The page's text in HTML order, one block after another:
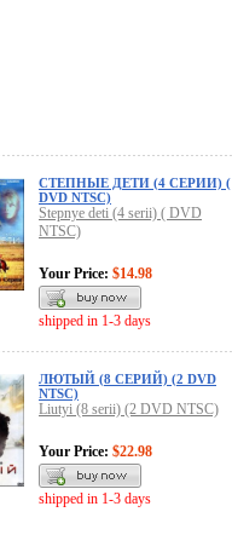
СТЕПНЫЕ ДЕТИ (4 СЕРИИ) (
DVD NTSC)
Stepnye deti (4 serii) ( DVD
NTSC)
Your Price: $14.98
shipped in 1-3 days
ЛЮТЫЙ (8 СЕРИЙ) (2 DVD
NTSC)
Liutyi (8 serii) (2 DVD NTSC)
Your Price: $22.98
shipped in 1-3 days